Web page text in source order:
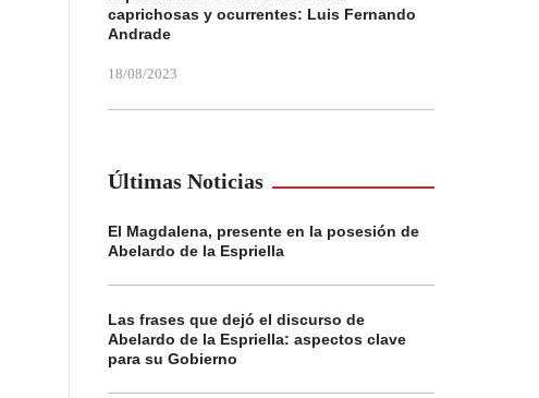
caprichosas y ocurrentes: Luis Fernando
Andrade
18/08/2023
Últimas Noticias
El Magdalena, presente en la posesión de
Abelardo de la Espriella
Las frases que dejó el discurso de
Abelardo de la Espriella: aspectos clave
para su Gobierno